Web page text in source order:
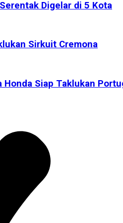
Digelar di 5 Kota
Sirkuit Cremona
Honda Siap Taklukan